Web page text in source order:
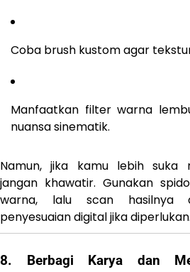
Coba brush kustom agar
Manfaatkan filter warna
nuansa sinematik.
Namun, jika kamu lebih suka
jangan khawatir. Gunakan
warna, lalu scan hasilnya
penyesuaian digital jika diperlukan.
8. Berbagi Karya dan